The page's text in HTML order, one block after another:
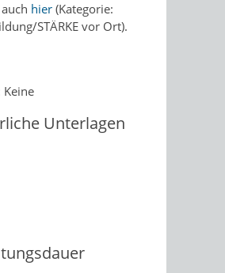
hier (Kategorie:
STÄRKE vor Ort).
Keine
Unterlagen